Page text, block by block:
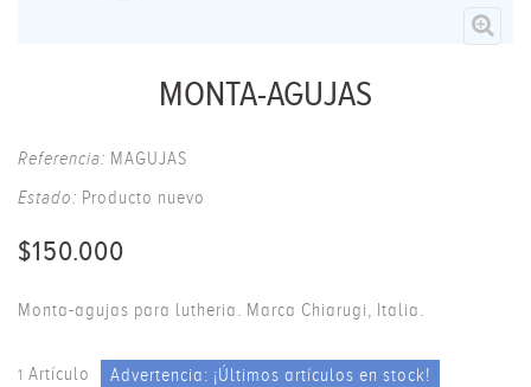
MONTA-AGUJAS
Referencia: MAGUJAS
Estado: Producto nuevo
$150.000
Monta-agujas para lutheria. Marca Chiarugi, Italia.
1 Artículo
Advertencia: ¡Últimos artículos en stock!